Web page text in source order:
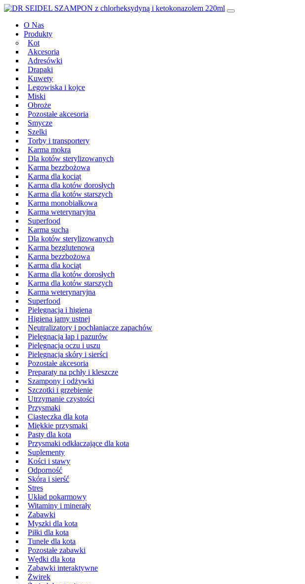
Przeskocz
treści
Main
Navigation
O Nas
Produkty
Kot
Akcesoria
Adresówki
Drapaki
Kuwety
Legowiska i kojce
Miski
Obroże
Pozostałe akcesoria
Smycze
Szelki
Torby i transportery
Karma mokra
Dla kotów sterylizowanych
Karma bezzbożowa
Karma dla kociąt
Karma dla kotów dorosłych
Karma dla kotów starszych
Karma monobiałkowa
Karma weterynaryjna
Superfood
Karma sucha
Dla kotów sterylizowanych
Karma bezglutenowa
Karma bezzbożowa
Karma dla kociąt
Karma dla kotów dorosłych
Karma dla kotów starszych
Karma weterynaryjna
Superfood
Pielęgnacja i higiena
Higiena jamy ustnej
Neutralizatory i pochłaniacze zapachów
Pielęgnacja łap i pazurów
Pielęgnacja oczu i uszu
Pielęgnacja skóry i sierści
Pozostałe akcesoria
Preparaty na pchły i kleszcze
Szampony i odżywki
Szczotki i grzebienie
Utrzymanie czystości
Przysmaki
Ciasteczka dla kota
Miękkie przysmaki
Pasty dla kota
Przysmaki odkłaczające dla kota
Suplementy
Kości i stawy
Odporność
Skóra i sierść
Stres
Układ pokarmowy
Witaminy i minerały
Zabawki
Myszki dla kota
Piłki dla kota
Tunele dla kota
Pozostałe zabawki
Wędki dla kota
Zabawki interaktywne
Żwirek